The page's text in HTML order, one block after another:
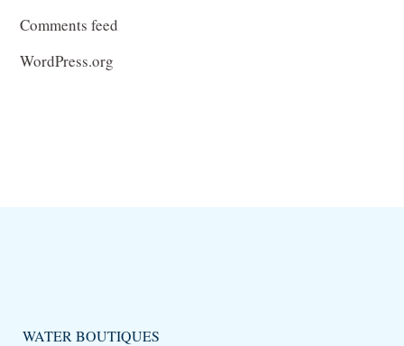
Comments feed
WordPress.org
WATER BOUTIQUES